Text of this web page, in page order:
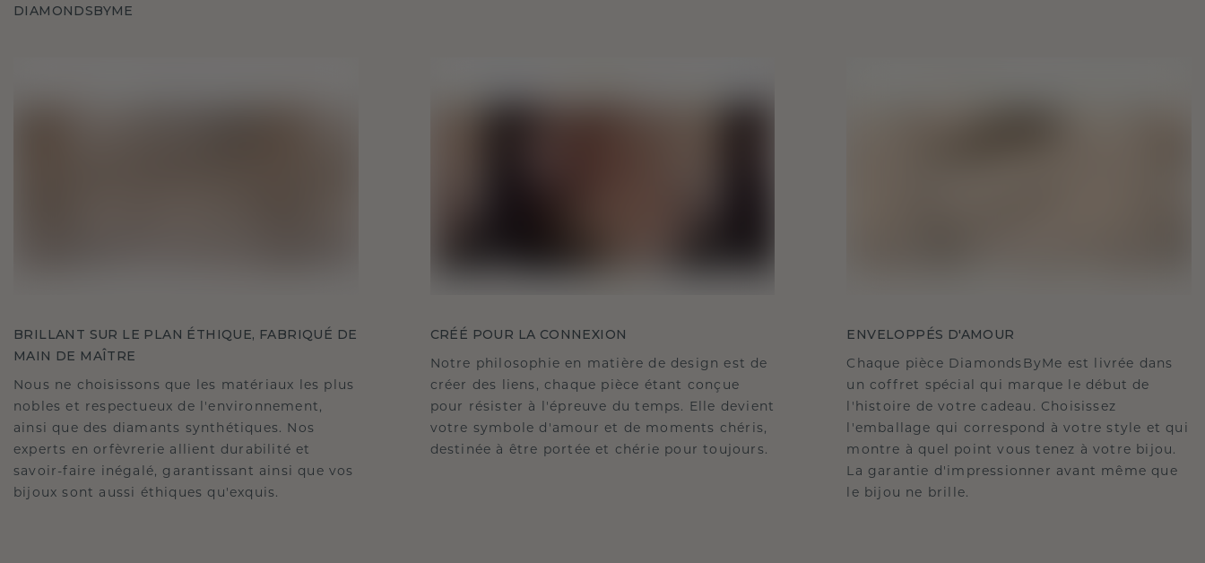
DIAMONDSBYME
BRILLANT SUR LE PLAN ÉTHIQUE, FABRIQUÉ DE
MAIN DE MAÎTRE
Nous ne choisissons que les matériaux les plus
nobles et respectueux de l'environnement,
ainsi que des diamants synthétiques. Nos
experts en orfèvrerie allient durabilité et
savoir-faire inégalé, garantissant ainsi que vos
bijoux sont aussi éthiques qu'exquis.
CRÉÉ POUR LA CONNEXION
Notre philosophie en matière de design est de
créer des liens, chaque pièce étant conçue
pour résister à l'épreuve du temps. Elle devient
votre symbole d'amour et de moments chéris,
destinée à être portée et chérie pour toujours.
ENVELOPPÉS D'AMOUR
Chaque pièce DiamondsByMe est livrée dans
un coffret spécial qui marque le début de
l'histoire de votre cadeau. Choisissez
l'emballage qui correspond à votre style et qui
montre à quel point vous tenez à votre bijou.
La garantie d'impressionner avant même que
le bijou ne brille.